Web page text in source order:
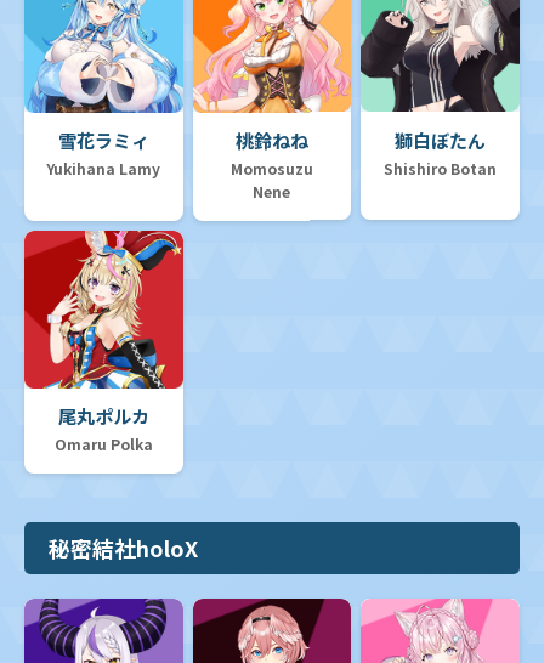
雪花ラミィ
Yukihana Lamy
桃鈴ねね
Momosuzu
Nene
獅白ぼたん
Shishiro Botan
尾丸ポルカ
Omaru Polka
秘密結社holoX